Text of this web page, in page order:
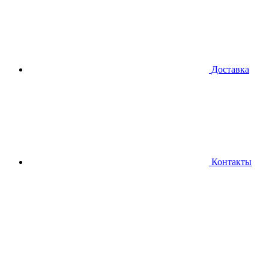
Доставка
Контакты